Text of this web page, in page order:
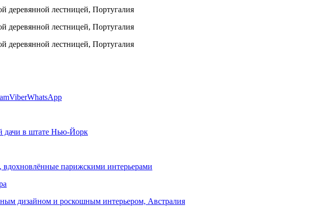
ViberWhatsApp
дачи в штате Нью-Йорк
парижскими интерьерами
дизайном и роскошным интерьером, Австралия